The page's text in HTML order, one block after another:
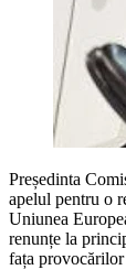
Președinta
apelul pentru o
Uniunea
renunțe la
fața